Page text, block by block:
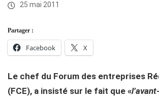
25 mai 2011
Partager :
Facebook X
Le chef du Forum des entreprises
(FCE), a insisté sur le fait que «